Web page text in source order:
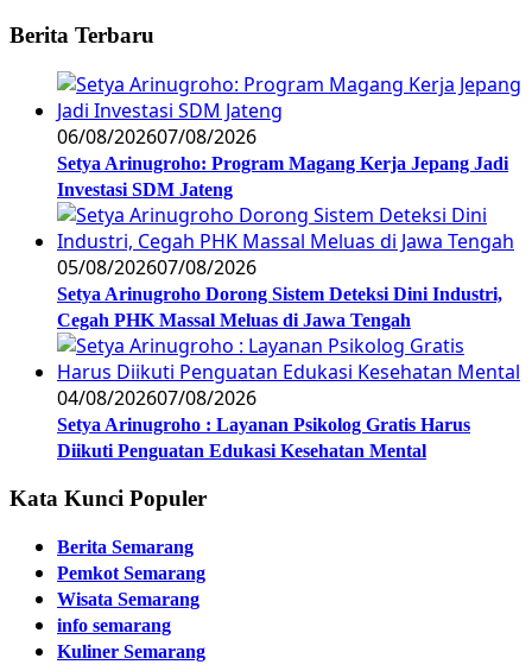
Berita Terbaru
06/08/202607/08/2026
Setya Arinugroho: Program Magang Kerja Jepang Jadi
Investasi SDM Jateng
05/08/202607/08/2026
Setya Arinugroho Dorong Sistem Deteksi Dini Industri,
Cegah PHK Massal Meluas di Jawa Tengah
04/08/202607/08/2026
Setya Arinugroho : Layanan Psikolog Gratis Harus
Diikuti Penguatan Edukasi Kesehatan Mental
Kata Kunci Populer
Berita Semarang
Pemkot Semarang
Wisata Semarang
info semarang
Kuliner Semarang